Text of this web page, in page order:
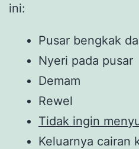
ini:
Pusar bengkak
Nyeri pada pusar
Demam
Rewel
Tidak ingin
Keluarnya cairan